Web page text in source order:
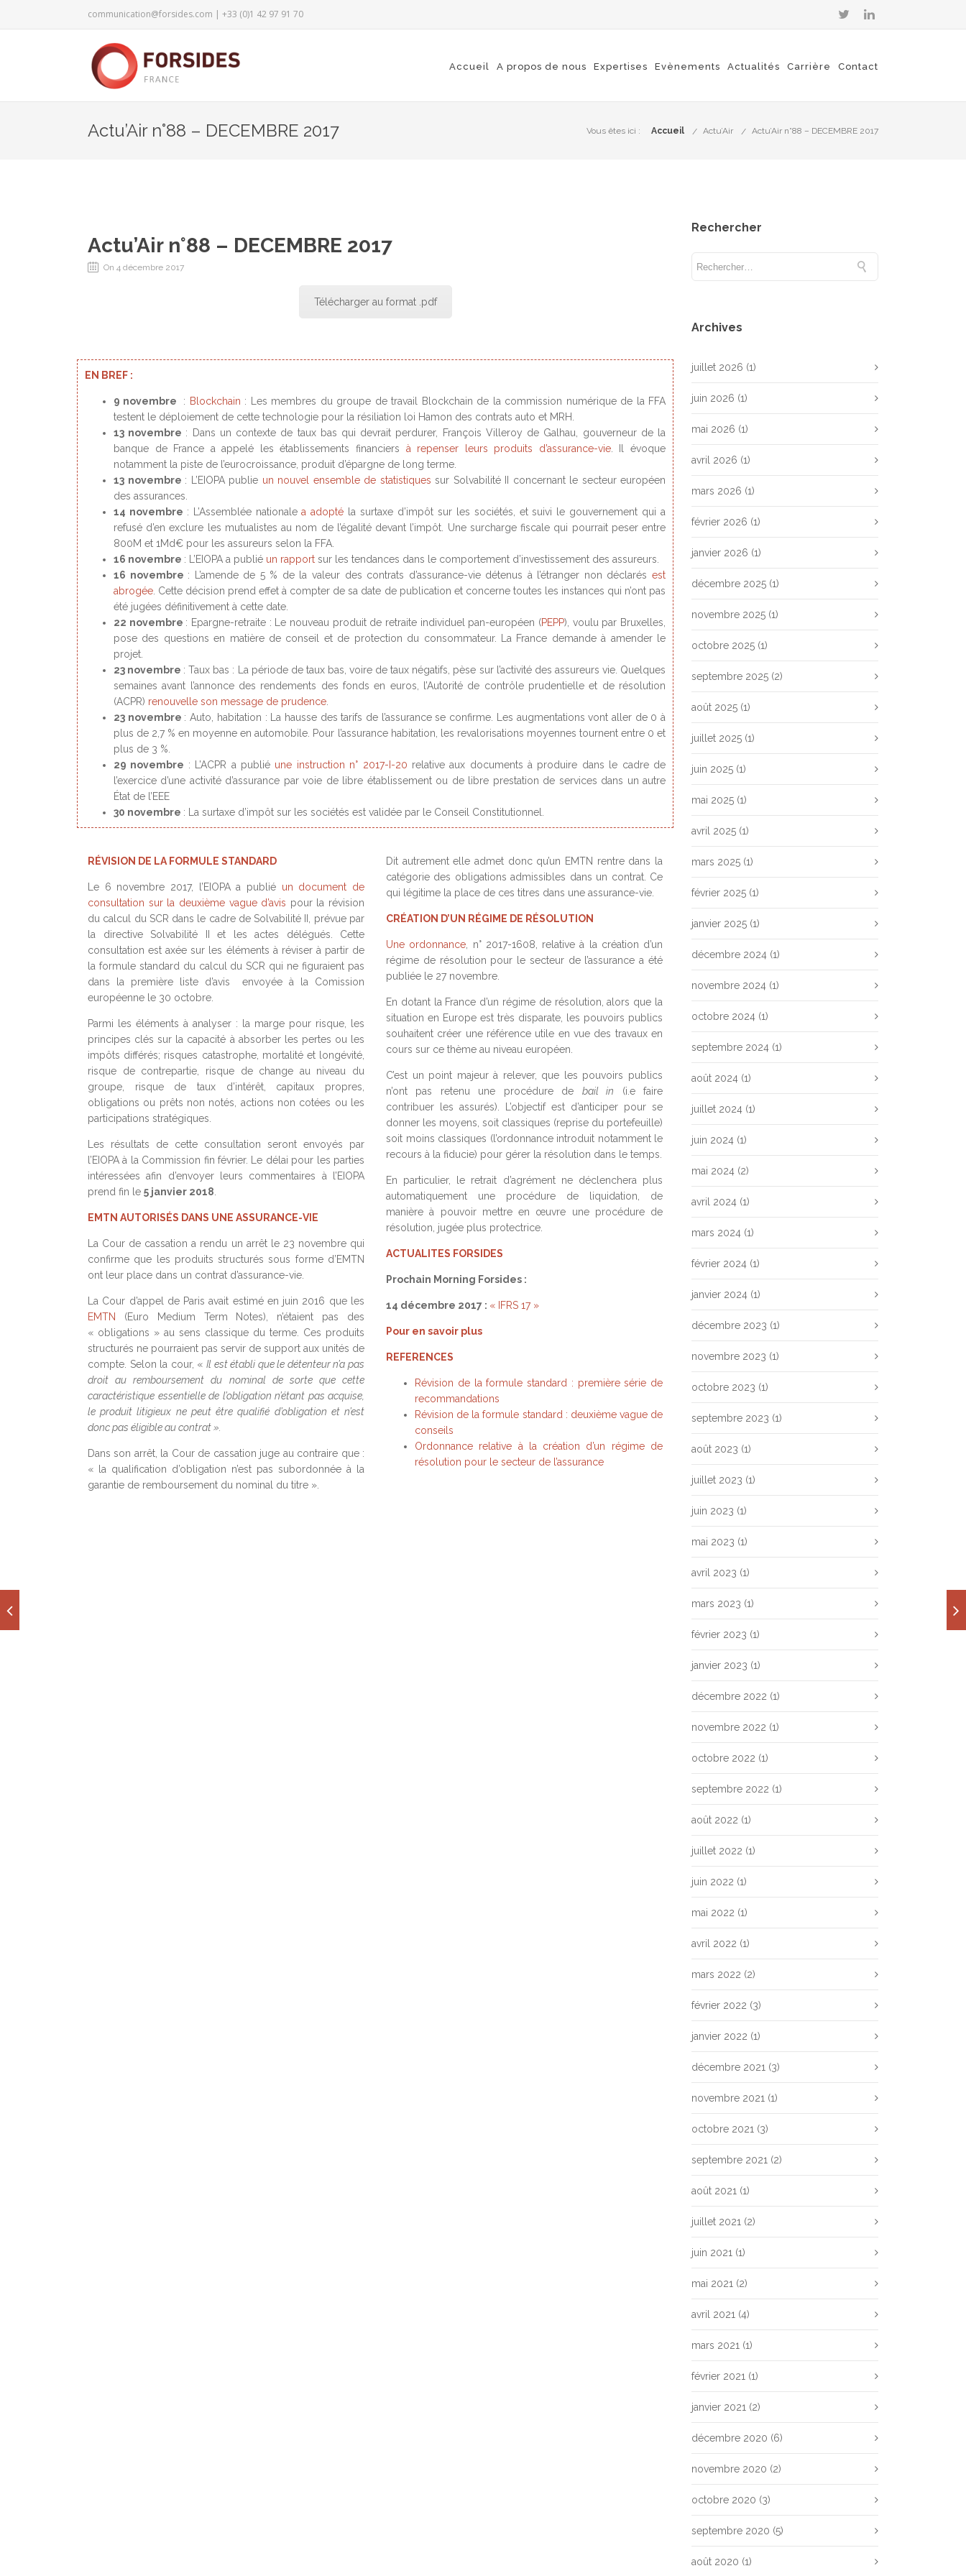
communication@forsides.com | +33 (0)1 42 97 91 70
Accueil A propos de nous Expertises Evènements Actualités Carrière Contact
Actu’Air n°88 – DECEMBRE 2017 Vous êtes ici : Accueil Actu’Air Actu’Air n°88 – DECEMBRE 2017
Actu’Air n°88 – DECEMBRE 2017
On 4 décembre 2017
Télécharger au format .pdf
EN BREF :
9 novembre : Blockchain : Les membres du groupe de travail Blockchain de la commission numérique de la FFA
testent le déploiement de cette technologie pour la résiliation loi Hamon des contrats auto et MRH.
13 novembre : Dans un contexte de taux bas qui devrait perdurer, François Villeroy de Galhau, gouverneur de la
banque de France a appelé les établissements financiers à repenser leurs produits d’assurance-vie. Il évoque
notamment la piste de l’eurocroissance, produit d’épargne de long terme.
13 novembre : L’EIOPA publie un nouvel ensemble de statistiques sur Solvabilité II concernant le secteur européen
des assurances.
14 novembre : L’Assemblée nationalea adopté la surtaxe d’impôt sur les sociétés, et suivi le gouvernement qui a
refusé d’en exclure les mutualistes au nom de l’égalité devant l’impôt. Une surcharge fiscale qui pourrait peser entre
800M et 1Md€ pour les assureurs selon la FFA.
16 novembre : L’EIOPA a publié un rapport sur les tendances dans le comportement d’investissement des assureurs.
16 novembre : L’amende de 5 % de la valeur des contrats d’assurance-vie détenus à l’étranger non déclarésest
abrogée . Cette décision prend effet à compter de sa date de publication et concerne toutes les instances qui n’ont pas
été jugées définitivement à cette date.
22 novembre : Epargne-retraite : Le nouveau produit de retraite individuel pan-européen (PEPP), voulu par Bruxelles,
pose des questions en matière de conseil et de protection du consommateur. La France demande à amender le
projet.
23 novembre : Taux bas : La période de taux bas, voire de taux négatifs, pèse sur l’activité des assureurs vie. Quelques
semaines avant l’annonce des rendements des fonds en euros, l’Autorité de contrôle prudentielle et de résolution
(ACPR) renouvelle son message de prudence
23 novembre : Auto, habitation : La hausse des tarifs de l’assurance se confirme. Les augmentations vont aller de 0 à
plus de 2,7 % en moyenne en automobile. Pour l’assurance habitation, les revalorisations moyennes tournent entre 0 et
plus de 3 %.
29 novembre : L’ACPR a publié une instruction n° 2017-I-20 relative aux documents à produire dans le cadre de
l’exercice d’une activité d’assurance par voie de libre établissement ou de libre prestation de services dans un autre
État de l’EEE
30 novembre : La surtaxe d’impôt sur les sociétés est validée par le Conseil Constitutionnel.
RÉVISION DE LA FORMULE STANDARD
Le 6 novembre 2017, l’EIOPA a publié un document de
consultation sur la deuxième vague d’avis pour la révision
du calcul du SCR dans le cadre de Solvabilité II, prévue par
la directive Solvabilité II et les actes délégués. Cette
consultation est axée sur les éléments à réviser à partir de
la formule standard du calcul du SCR qui ne figuraient pas
dans la première liste d’avis envoyée à la Comission
européenne le 30 octobre.
Parmi les éléments à analyser : la marge pour risque, les
principes clés sur la capacité à absorber les pertes ou les
impôts différés; risques catastrophe, mortalité et longévité,
risque de contrepartie, risque de change au niveau du
groupe, risque de taux d’intérêt, capitaux propres,
obligations ou prêts non notés, actions non cotées ou les
participations stratégiques.
Les résultats de cette consultation seront envoyés par
l’EIOPA à la Commission fin février. Le délai pour les parties
intéressées afin d’envoyer leurs commentaires à l’EIOPA
prend fin le 5 janvier 2018
EMTN AUTORISÉS DANS UNE ASSURANCE-VIE
La Cour de cassation a rendu un arrêt le 23 novembre qui
confirme que les produits structurés sous forme d’EMTN
ont leur place dans un contrat d’assurance-vie.
La Cour d’appel de Paris avait estimé en juin 2016 que les
EMTN
(Euro Medium Term Notes), n’étaient pas des
« obligations » au sens classique du terme. Ces produits
structurés ne pourraient pas servir de support aux unités de
compte. Selon la cour, « Il est établi que le détenteur n’a pas
droit au remboursement du nominal de sorte que cette
caractéristique essentielle de l’obligation n’étant pas acquise,
le produit litigieux ne peut être qualifié d’obligation et n’est
donc pas éligible au contrat ».
Dans son arrêt, la Cour de cassation juge au contraire que :
« la qualification d’obligation n’est pas subordonnée à la
garantie de remboursement du nominal du titre ».
Dit autrement elle admet donc qu’un EMTN rentre dans la
catégorie des obligations admissibles dans un contrat. Ce
qui légitime la place de ces titres dans une assurance-vie.
CRÉATION D’UN RÉGIME DE RÉSOLUTION
Une ordonnance , n° 2017-1608, relative à la création d’un
régime de résolution pour le secteur de l’assurance a été
publiée le 27 novembre.
En dotant la France d’un régime de résolution, alors que la
situation en Europe est très disparate, les pouvoirs publics
souhaitent créer une référence utile en vue des travaux en
cours sur ce thème au niveau européen.
C’est un point majeur à relever, que les pouvoirs publics
n’ont pas retenu une procédure de bail in (i.e faire
contribuer les assurés). L’objectif est d’anticiper pour se
donner les moyens, soit classiques (reprise du portefeuille)
soit moins classiques (l’ordonnance introduit notamment le
recours à la fiducie) pour gérer la résolution dans le temps.
En particulier, le retrait d’agrément ne déclenchera plus
automatiquement une procédure de liquidation, de
manière à pouvoir mettre en œuvre une procédure de
résolution, jugée plus protectrice.
ACTUALITES FORSIDES
Prochain Morning Forsides :
14 décembre 2017 : « IFRS 17 »
Pour en savoir plus
REFERENCES
Révision de la formule standard : première série de
recommandations
Révision de la formule standard : deuxième vague de
conseils
Ordonnance relative à la création d’un régime de
résolution pour le secteur de l’assurance
Rechercher
Archives
juillet 2026 (1)
juin 2026 (1)
mai 2026 (1)
avril 2026 (1)
mars 2026 (1)
février 2026 (1)
janvier 2026 (1)
décembre 2025 (1)
novembre 2025 (1)
octobre 2025 (1)
septembre 2025 (2)
août 2025 (1)
juillet 2025 (1)
juin 2025 (1)
mai 2025 (1)
avril 2025 (1)
mars 2025 (1)
février 2025 (1)
janvier 2025 (1)
décembre 2024 (1)
novembre 2024 (1)
octobre 2024 (1)
septembre 2024 (1)
août 2024 (1)
juillet 2024 (1)
juin 2024 (1)
mai 2024 (2)
avril 2024 (1)
mars 2024 (1)
février 2024 (1)
janvier 2024 (1)
décembre 2023 (1)
novembre 2023 (1)
octobre 2023 (1)
septembre 2023 (1)
août 2023 (1)
juillet 2023 (1)
juin 2023 (1)
mai 2023 (1)
avril 2023 (1)
mars 2023 (1)
février 2023 (1)
janvier 2023 (1)
décembre 2022 (1)
novembre 2022 (1)
octobre 2022 (1)
septembre 2022 (1)
août 2022 (1)
juillet 2022 (1)
juin 2022 (1)
mai 2022 (1)
avril 2022 (1)
mars 2022 (2)
février 2022 (3)
janvier 2022 (1)
décembre 2021 (3)
novembre 2021 (1)
octobre 2021 (3)
septembre 2021 (2)
août 2021 (1)
juillet 2021 (2)
juin 2021 (1)
mai 2021 (2)
avril 2021 (4)
mars 2021 (1)
février 2021 (1)
janvier 2021 (2)
décembre 2020 (6)
novembre 2020 (2)
octobre 2020 (3)
septembre 2020 (5)
août 2020 (1)